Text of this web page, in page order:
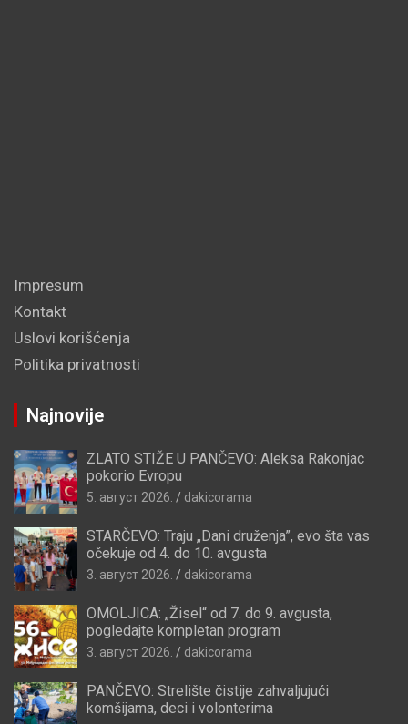
Impresum
Kontakt
Uslovi korišćenja
Politika privatnosti
Najnovije
ZLATO STIŽE U PANČEVO: Aleksa Rakonjac
pokorio Evropu
5. август 2026. dakicorama
STARČEVO: Traju „Dani druženja”, evo šta vas
očekuje od 4. do 10. avgusta
3. август 2026. dakicorama
OMOLJICA: „Žisel“ od 7. do 9. avgusta,
pogledajte kompletan program
3. август 2026. dakicorama
PANČEVO: Strelište čistije zahvaljujući
komšijama, deci i volonterima